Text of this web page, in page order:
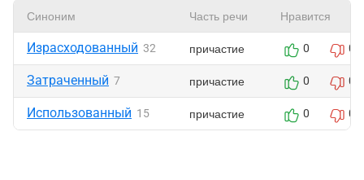
Синоним Часть речи Нравится
Израсходованный 32 причастие 0 0
Затраченный 7 причастие 0 0
Использованный 15 причастие 0 0